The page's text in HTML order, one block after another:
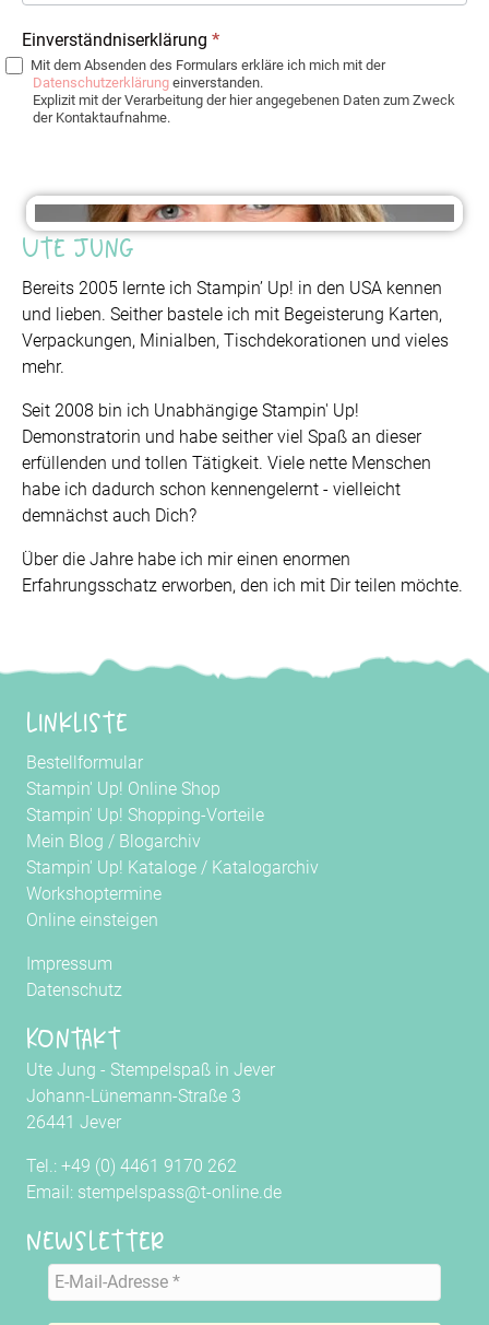
Einverständniserklärung *
Mit dem Absenden des Formulars erkläre ich mich mit der
Datenschutzerklärung einverstanden.
Explizit mit der Verarbeitung der hier angegebenen Daten zum Zweck
der Kontaktaufnahme.
Ute Jung
Bereits 2005 lernte ich Stampin’ Up! in den USA kennen
und lieben. Seither bastele ich mit Begeisterung Karten,
Verpackungen, Minialben, Tischdekorationen und vieles
mehr.
Seit 2008 bin ich Unabhängige Stampin' Up!
Demonstratorin und habe seither viel Spaß an dieser
erfüllenden und tollen Tätigkeit. Viele nette Menschen
habe ich dadurch schon kennengelernt - vielleicht
demnächst auch Dich?
Über die Jahre habe ich mir einen enormen
Erfahrungsschatz erworben, den ich mit Dir teilen möchte.
Linkliste
Bestellformular
Stampin' Up! Online Shop
Stampin' Up! Shopping-Vorteile
Mein Blog / Blogarchiv
Stampin' Up! Kataloge / Katalogarchiv
Workshoptermine
Online einsteigen
Impressum
Datenschutz
Kontakt
Ute Jung - Stempelspaß in Jever
Johann-Lünemann-Straße 3
26441 Jever
Tel.: +49 (0) 4461 9170 262
Email: stempelspass@t-online.de
Newsletter